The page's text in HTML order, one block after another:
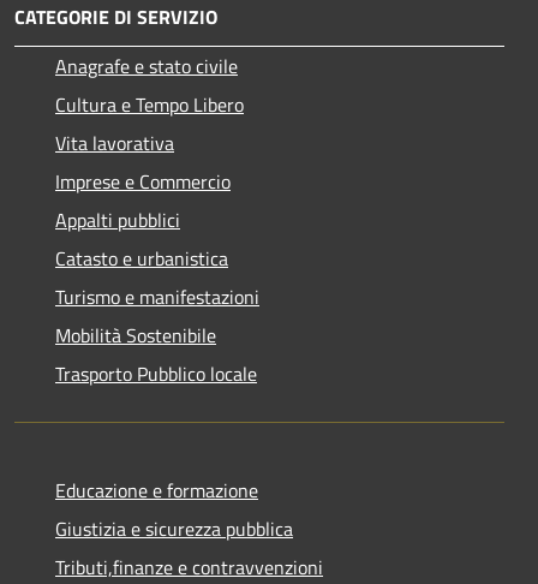
CATEGORIE DI SERVIZIO
Anagrafe e stato civile
Cultura e Tempo Libero
Vita lavorativa
Imprese e Commercio
Appalti pubblici
Catasto e urbanistica
Turismo e manifestazioni
Mobilità Sostenibile
Trasporto Pubblico locale
Educazione e formazione
Giustizia e sicurezza pubblica
Tributi,finanze e contravvenzioni